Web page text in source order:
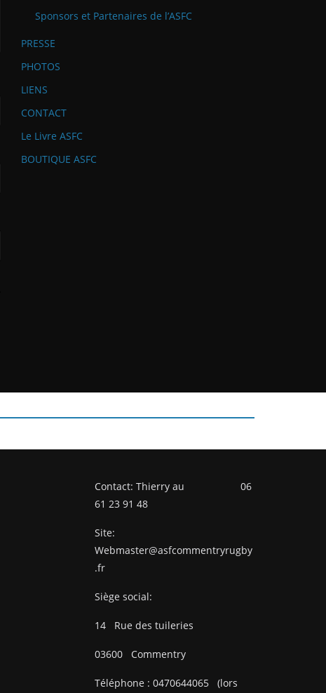
Sponsors et Partenaires de l’ASFC
PRESSE
PHOTOS
LIENS
CONTACT
Le Livre ASFC
BOUTIQUE ASFC
Contact: Thierry au 06
61 23 91 48
Site:
Webmaster@asfcommentryrugby
.fr
Siège social:
14 Rue des tuileries
03600 Commentry
Téléphone : 0470644065 (lors